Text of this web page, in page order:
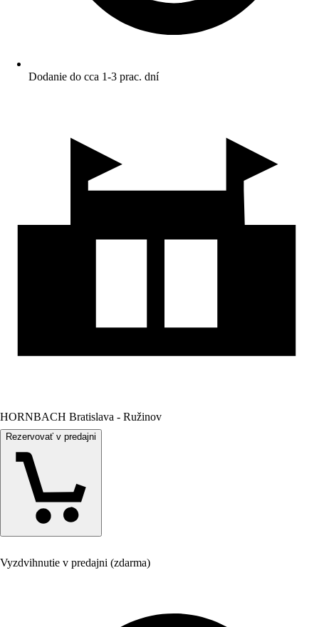
Dodanie do cca 1-3 prac. dní
HORNBACH Bratislava - Ružinov
Rezervovať v predajni
Vyzdvihnutie v predajni (zdarma)